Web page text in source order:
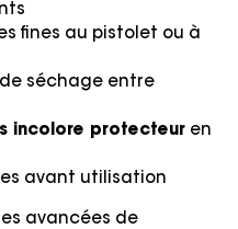
fines au pistolet ou à
de séchage entre
incolore protecteur en
avant utilisation
avancées de